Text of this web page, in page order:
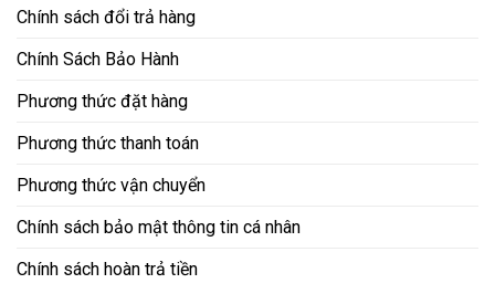
Chính sách đổi trả hàng
Chính Sách Bảo Hành
Phương thức đặt hàng
Phương thức thanh toán
Phương thức vận chuyển
Chính sách bảo mật thông tin cá nhân
Chính sách hoàn trả tiền